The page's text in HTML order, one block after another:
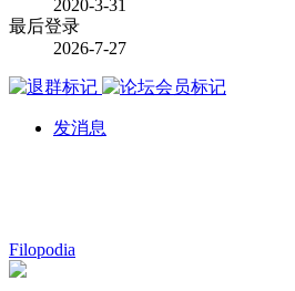
2020-3-31
最后登录
2026-7-27
发消息
Filopodia